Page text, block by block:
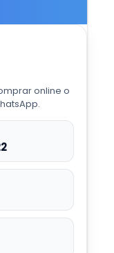
online o